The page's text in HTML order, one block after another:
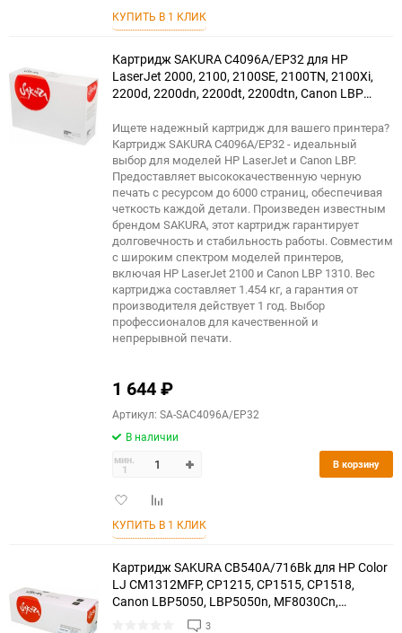
избранноесравнению
КУПИТЬ В 1 КЛИК
Картридж SAKURA C4096A/EP32 для HP
LaserJet 2000, 2100, 2100SE, 2100TN, 2100Xi,
2200d, 2200dn, 2200dt, 2200dtn, Canon LBP
Ищете надежный картридж для вашего принтера?
Картридж SAKURA C4096A/EP32 - идеальный
выбор для моделей HP LaserJet и Canon LBP.
Предоставляет высококачественную черную
печать с ресурсом до 6000 страниц, обеспечивая
четкость каждой детали. Произведен известным
брендом SAKURA, этот картридж гарантирует
долговечность и стабильность работы. Совместим
с широким спектром моделей принтеров,
включая HP LaserJet 2100 и Canon LBP 1310. Вес
картриджа составляет 1.454 кг, а гарантия от
производителя действует 1 год. Выбор
профессионалов для качественной и
непрерывной печати.
1 644₽
Артикул: SA-SAC4096A/EP32
В наличии
мин.
1
Добавить
избранное
Добавить
сравнению
В корзину
КУПИТЬ В 1 КЛИК
Картридж SAKURA CB540A/716Bk для HP Color
LJ CM1312MFP, CP1215, CP1515, CP1518,
Canon LBP5050, LBP5050n, MF8030Cn,
MF8040Cn, MF8050Cn, MF8080Cw, черный,
3